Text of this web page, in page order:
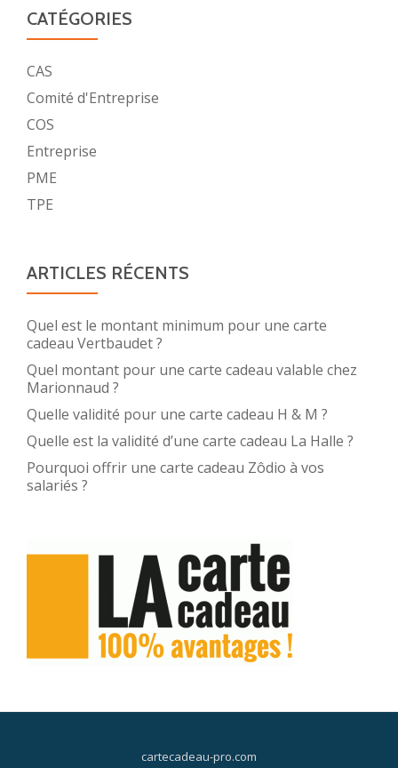
CATÉGORIES
CAS
Comité d'Entreprise
COS
Entreprise
PME
TPE
ARTICLES RÉCENTS
Quel est le montant minimum pour une carte
cadeau Vertbaudet ?
Quel montant pour une carte cadeau valable chez
Marionnaud ?
Quelle validité pour une carte cadeau H & M ?
Quelle est la validité d’une carte cadeau La Halle ?
Pourquoi offrir une carte cadeau Zôdio à vos
salariés ?
cartecadeau-pro.com